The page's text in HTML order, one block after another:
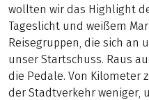
wollten wir das Highlight
Tageslicht und weißem
Reisegruppen, die sich an
unser Startschuss. Raus
die Pedale. Von Kilometer
der Stadtverkehr weniger,